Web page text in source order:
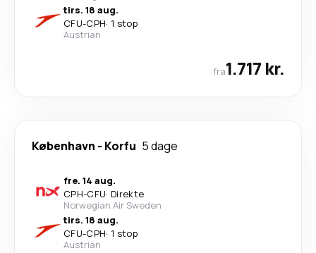
tirs. 18 aug.
CFU-CPH· 1 stop
Austrian
fra1.717 kr.
København - Korfu 5 dage
fre. 14 aug.
CPH-CFU· Direkte
Norwegian Air Sweden
tirs. 18 aug.
CFU-CPH· 1 stop
Austrian